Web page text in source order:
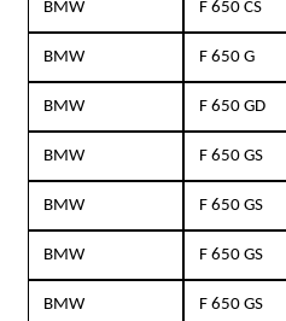
BMW F 650 CS
BMW F 650 G
BMW F 650 GD
BMW F 650 GS
BMW F 650 GS
BMW F 650 GS
BMW F 650 GS